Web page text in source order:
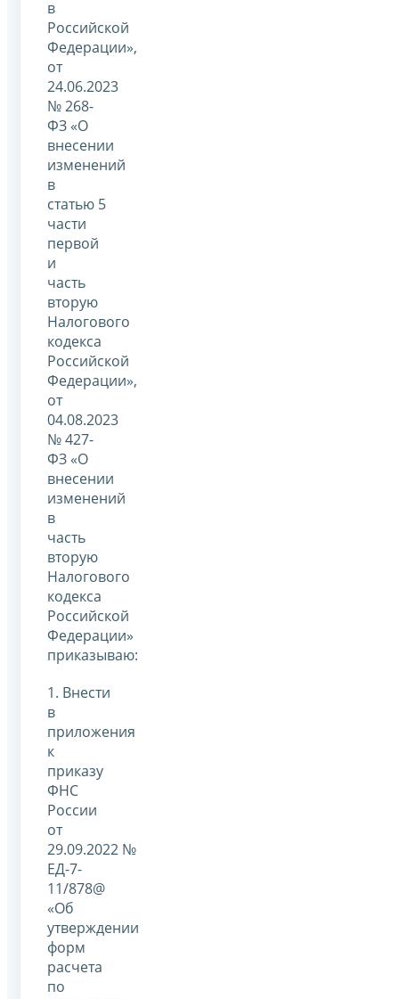
в
Российской
Федерации»,
от
24.06.2023
№ 268-
ФЗ «О
внесении
изменений
в
статью 5
части
первой
и
часть
вторую
Налогового
кодекса
Российской
Федерации»,
от
04.08.2023
№ 427-
ФЗ «О
внесении
изменений
в
часть
вторую
Налогового
кодекса
Российской
Федерации»
приказываю:
1. Внести
в
приложения
к
приказу
ФНС
России
от
29.09.2022 №
ЕД-7-
11/878@
«Об
утверждении
форм
расчета
по